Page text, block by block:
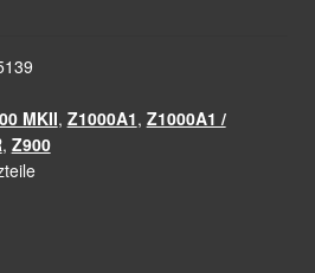
MKII, Z1000A1, Z1000A1 /
, Z900